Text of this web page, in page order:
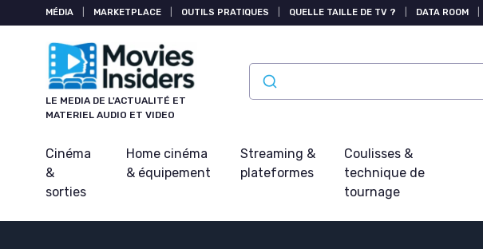
MÉDIA MARKETPLACE OUTILS PRATIQUES QUELLE TAILLE DE TV ? DATA ROOM
LE MEDIA DE L'ACTUALITÉ ET
MATERIEL AUDIO ET VIDEO
Cinéma
&
sorties
Home cinéma
& équipement
Streaming &
plateformes
Coulisses &
technique de
tournage
Panneau de gestion des cookies